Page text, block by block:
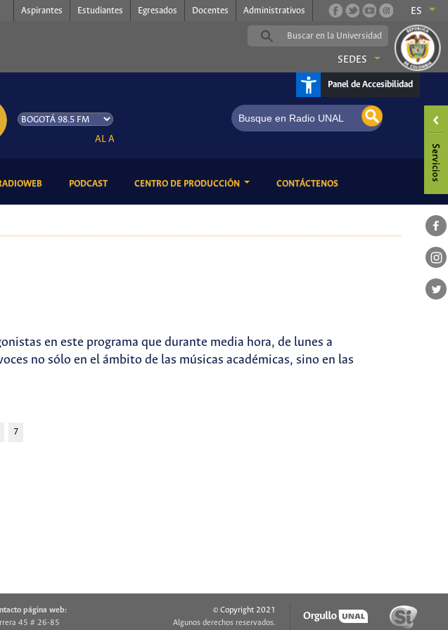
Aspirantes Estudiantes Egresados Docentes Administrativos ES
SEDES
Panel de Accesibilidad
AL AIRE: Latin Jazz
(CURRENT)PODCAST(CURRENT)CENTRO DE PRODUCCIÓN CONTÁCTENOS(CURRENT)
en este programa que durante media hora, de lunes a
no sólo en el ámbito de las músicas académicas, sino en las
7
página web:
45 # 26-85
© Copyright 2021
Algunos derechos reservados.